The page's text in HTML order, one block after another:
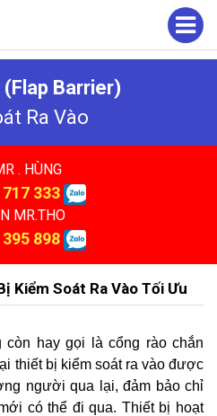
(Flap Barrier)
Ra Vào
. HÙNG
333
MR.THO
898
Kiểm Soát Ra Vào Tối Ưu
còn hay gọi là cổng rào chắn
thiết bị kiểm soát ra vào được
người qua lại, đảm bảo chỉ
có thể đi qua. Thiết bị hoạt